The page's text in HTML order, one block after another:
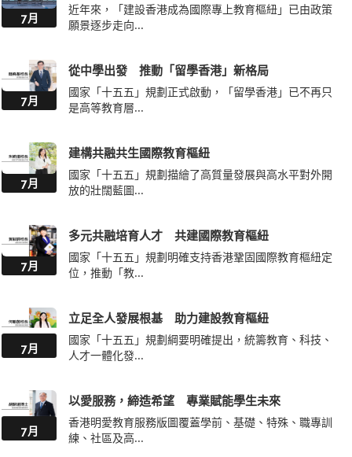
7月
近年來，「建設香港成為國際專上教育樞紐」已由政策
願景逐步走向...
7月
從中學出發 推動「留學香港」新格局
國家「十五五」規劃正式啟動，「留學香港」已不再只
是高等教育層...
7月
建構共融共生國際教育樞紐
國家「十五五」規劃描繪了高質量發展與高水平對外開
放的壯闊藍圖...
7月
多元共融培育人才 共建國際教育樞紐
國家「十五五」規劃明確支持香港鞏固國際教育樞紐定
位，推動「教...
7月
立足全人發展根基 助力建設教育樞紐
國家「十五五」規劃綱要明確提出，統籌教育、科技、
人才一體化發...
7月
以愛服務，締造希望 專業賦能學生未來
香港明愛教育服務版圖覆蓋學前、基礎、特殊、職專訓
練、社區及高...